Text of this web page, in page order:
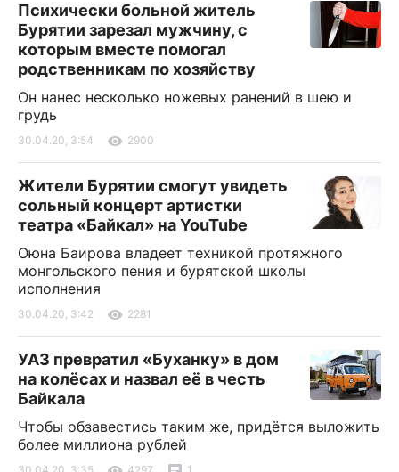
Психически больной житель
Бурятии зарезал мужчину, с
которым вместе помогал
родственникам по хозяйству
Он нанес несколько ножевых ранений в шею и
грудь
30.04.20, 3:54 2900
Жители Бурятии смогут увидеть
сольный концерт артистки
театра «Байкал» на YouTube
Оюна Баирова владеет техникой протяжного
монгольского пения и бурятской школы
исполнения
30.04.20, 3:42 2281
УАЗ превратил «Буханку» в дом
на колёсах и назвал её в честь
Байкала
Чтобы обзавестись таким же, придётся выложить
более миллиона рублей